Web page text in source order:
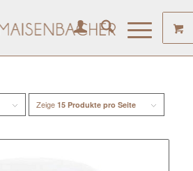
Zeige 15 Produkte pro Seite